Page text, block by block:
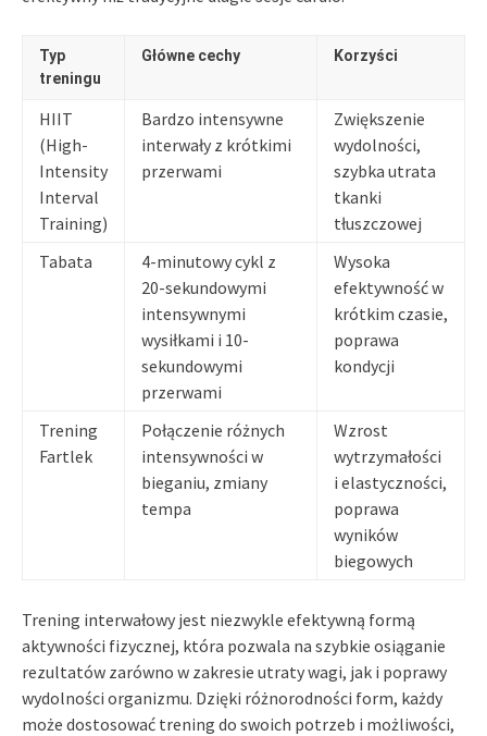
Typ
treningu
Główne cechy Korzyści
HIIT
(High-
Intensity
Interval
Training)
Bardzo intensywne
interwały z krótkimi
przerwami
Zwiększenie
wydolności,
szybka utrata
tkanki
tłuszczowej
Tabata
4-minutowy cykl z
20-sekundowymi
intensywnymi
wysiłkami i 10-
sekundowymi
przerwami
Wysoka
efektywność w
krótkim czasie,
poprawa
kondycji
Trening
Fartlek
Połączenie różnych
intensywności w
bieganiu, zmiany
tempa
Wzrost
wytrzymałości
i elastyczności,
poprawa
wyników
biegowych
Trening interwałowy jest niezwykle efektywną formą
aktywności fizycznej, która pozwala na szybkie osiąganie
rezultatów zarówno w zakresie utraty wagi, jak i poprawy
wydolności organizmu. Dzięki różnorodności form, każdy
może dostosować trening do swoich potrzeb i możliwości,